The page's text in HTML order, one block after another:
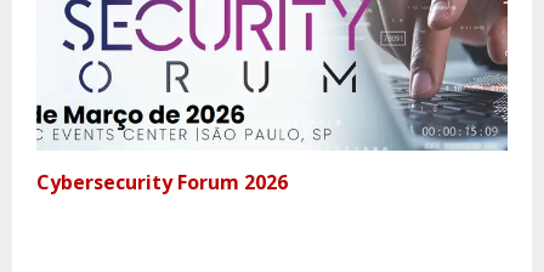
Cybersecurity Forum 2026